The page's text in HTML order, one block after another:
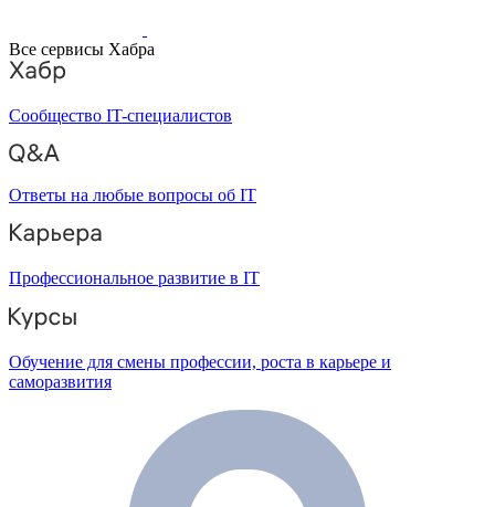
Все сервисы Хабра
Сообщество IT-специалистов
Ответы на любые вопросы об IT
Профессиональное развитие в IT
Обучение для смены профессии, роста в карьере и
саморазвития